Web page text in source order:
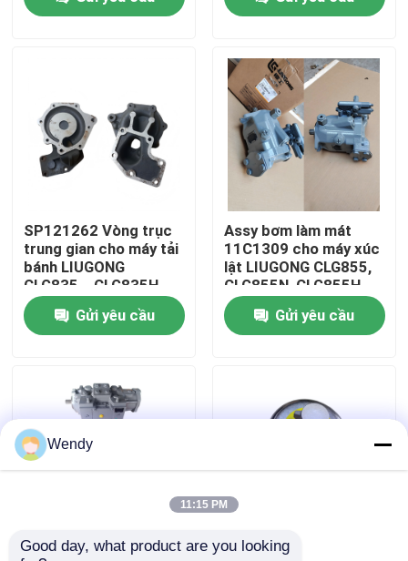
Video
Tham quan nhà máy
Kiểm soát chất lượng
Liên hệ chúng tôi
Tin tức
Blog
CLG870H、CLG888、
CLG860H、
CLG862N、
CLG870H、CLG888、
CLG890H
SP121262 Vòng trục
trung gian cho máy tải
bánh LIUGONG
CLG835、CLG835H、
CLG836、CLG836H、
ZL30E、CLG855、
CLG862H、CLG870H
Gửi yêu cầu
Assy bơm làm mát
11C1309 cho máy xúc
lật LIUGONG CLG855,
CLG855N, CLG855H,
CLG856, CLG850H,
CLG860HGửi yêu cầu
11C1132 Máy bơm
44C2104 Bộ lọc không
Wendy
11:15 PM
Good day, what product are you looking